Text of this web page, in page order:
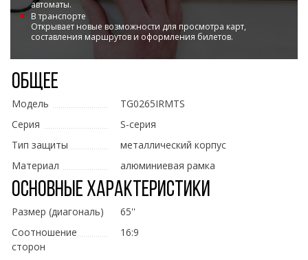
автоматы.
В транспорте
Открывает новые возможности для просмотра карт,
составления маршрутов и оформления билетов.
Общее
Модель
TG0265IRMTS
Серия
S-серия
Тип защиты
металлический корпус
Материал
алюминиевая рамка
Основные характеристики
Размер (диагональ)
65''
Соотношение
сторон
16:9